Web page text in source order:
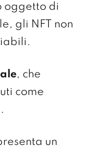
oggetto di
gli NFT non
, che
come
un